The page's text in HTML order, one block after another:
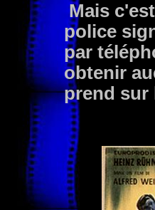
Mais
police
par
obtenir
prend sur